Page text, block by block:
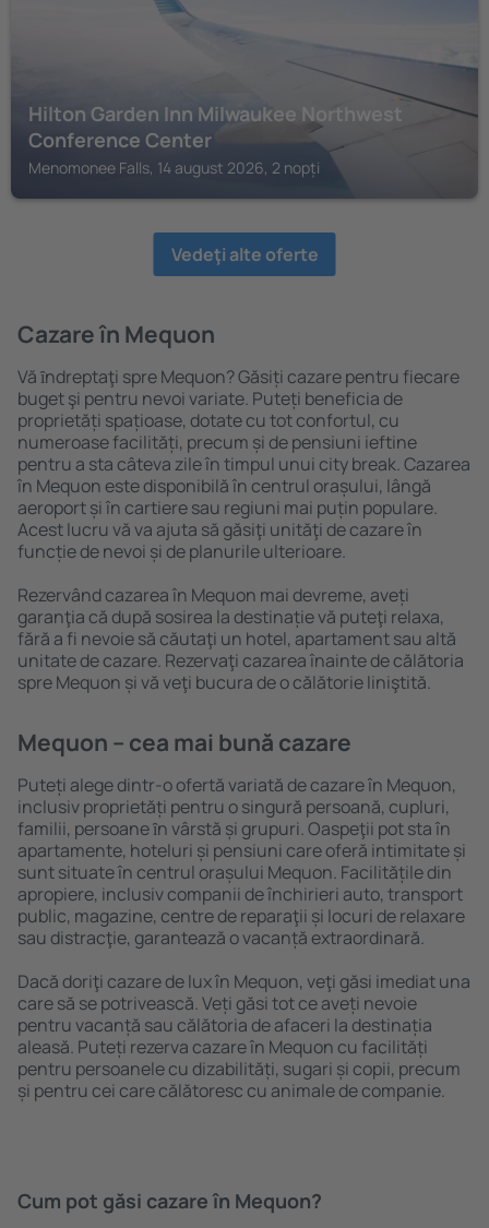
Hilton Garden Inn Milwaukee Northwest
Conference Center
Menomonee Falls, 14 august 2026, 2 nopți
Vedeţi alte oferte
Cazare în Mequon
Vă ȋndreptaţi spre Mequon? Găsiți cazare pentru fiecare
buget şi pentru nevoi variate. Puteți beneficia de
proprietăți spațioase, dotate cu tot confortul, cu
numeroase facilități, precum și de pensiuni ieftine
pentru a sta câteva zile în timpul unui city break. Cazarea
în Mequon este disponibilă în centrul orașului, lângă
aeroport și în cartiere sau regiuni mai puțin populare.
Acest lucru vă va ajuta să găsiţi unităţi de cazare în
funcție de nevoi și de planurile ulterioare.
Rezervând cazarea în Mequon mai devreme, aveți
garanţia că după sosirea la destinație vă puteţi relaxa,
fără a fi nevoie să căutaţi un hotel, apartament sau altă
unitate de cazare. Rezervaţi cazarea înainte de călătoria
spre Mequon și vă veţi bucura de o călătorie liniştită.
Mequon – cea mai bună cazare
Puteți alege dintr-o ofertă variată de cazare în Mequon,
inclusiv proprietăți pentru o singură persoană, cupluri,
familii, persoane ȋn vârstă și grupuri. Oaspeţii pot sta în
apartamente, hoteluri și pensiuni care oferă intimitate și
sunt situate în centrul orașului Mequon. Facilitățile din
apropiere, inclusiv companii de închirieri auto, transport
public, magazine, centre de reparaţii și locuri de relaxare
sau distracţie, garantează o vacanță extraordinară.
Dacă doriţi cazare de lux în Mequon, veţi găsi imediat una
care să se potrivească. Veți găsi tot ce aveți nevoie
pentru vacanță sau călătoria de afaceri la destinația
aleasă. Puteți rezerva cazare în Mequon cu facilități
pentru persoanele cu dizabilități, sugari și copii, precum
și pentru cei care călătoresc cu animale de companie.
Cum pot găsi cazare în Mequon?